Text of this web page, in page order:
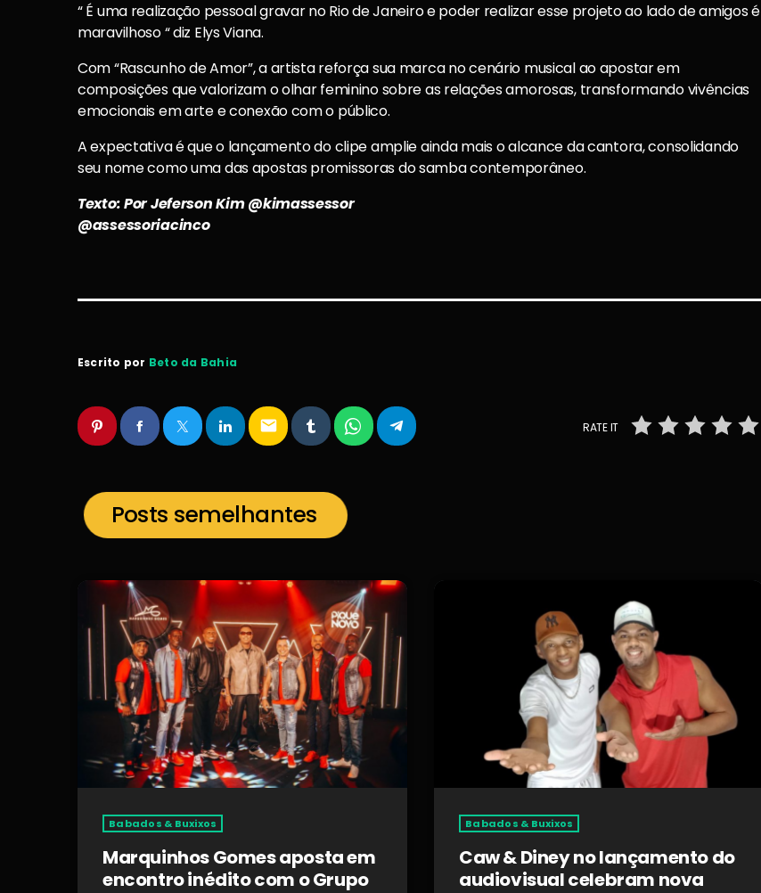
“ É uma realização pessoal gravar no Rio de Janeiro e poder realizar esse projeto ao lado de amigos é
maravilhoso “ diz Elys Viana.
Com “Rascunho de Amor”, a artista reforça sua marca no cenário musical ao apostar em
composições que valorizam o olhar feminino sobre as relações amorosas, transformando vivências
emocionais em arte e conexão com o público.
A expectativa é que o lançamento do clipe amplie ainda mais o alcance da cantora, consolidando
seu nome como uma das apostas promissoras do samba contemporâneo.
Texto: Por Jeferson Kim @kimassessor
@assessoriacinco
Escrito por Beto da Bahia
email RATE IT
Posts semelhantes
Babados & Buxixos
Marquinhos Gomes aposta em
encontro inédito com o Grupo
Babados & Buxixos
Caw & Diney no lançamento do
audiovisual celebram nova